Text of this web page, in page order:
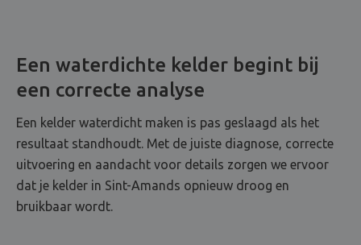
Een waterdichte kelder begint bij
een correcte analyse
Een kelder waterdicht maken is pas geslaagd als het
resultaat standhoudt. Met de juiste diagnose, correcte
uitvoering en aandacht voor details zorgen we ervoor
dat je kelder in Sint-Amands opnieuw droog en
bruikbaar wordt.